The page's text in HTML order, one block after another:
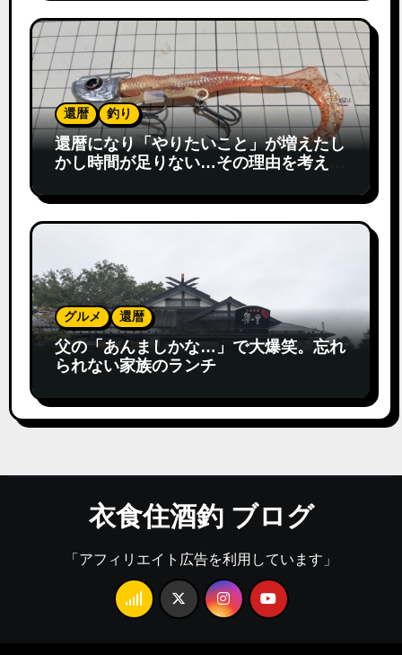
還暦 釣り
還暦になり「やりたいこと」が増えたし
かし時間が足りない…その理由を考えて
グルメ 還暦
父の「あんましかな…」で大爆笑。忘れ
られない家族のランチ
衣食住酒釣 ブログ
「アフィリエイト広告を利用しています」